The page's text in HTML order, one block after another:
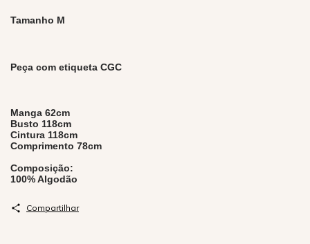
Tamanho M
Peça com etiqueta CGC
Manga 62cm
Busto 118cm
Cintura 118cm
Comprimento 78cm
Composição:
100% Algodão
Compartilhar